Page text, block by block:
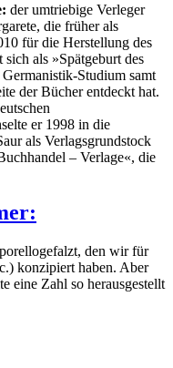
der umtriebige Verleger
die früher als
für die Herstellung des
als »Spätgeburt des
Studium samt
der Bücher entdeckt hat.
er 1998 in die
als Verlagsgrundstock
– Verlage«, die
den wir für
konzipiert haben. Aber
eine Zahl so herausgestellt